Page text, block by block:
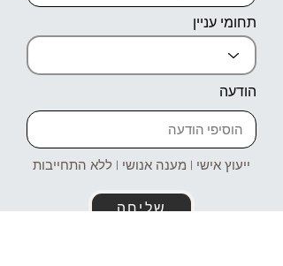
תחומי עניין
הודעה
ייעוץ אישי | מענה אנושי | ללא התחייבות
שליחה